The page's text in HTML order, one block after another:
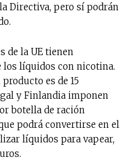
Directiva, pero sí podrán
de la UE tienen
los líquidos con nicotina.
es de 15
y Finlandia imponen
botella de ración
podrá convertirse en el
líquidos para vapear,